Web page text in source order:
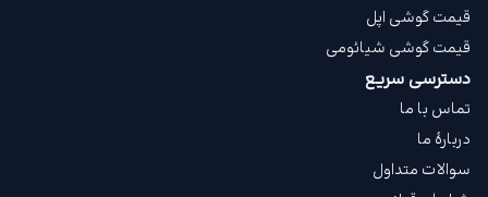
قیمت گوشی اپل
قیمت گوشی شیائومی
دسترسی سریع
تماس با ما
دربارهٔ ما
سوالات متداول